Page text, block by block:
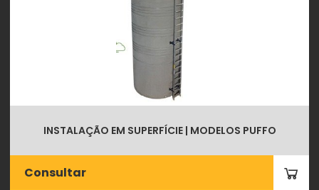
INSTALAÇÃO EM SUPERFÍCIE | MODELOS PUFFO
Consultar